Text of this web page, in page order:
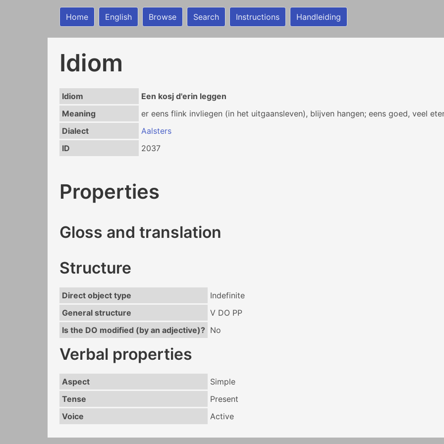
Home English Browse Search Instructions Handleiding
Idiom
Idiom
Een kosj d'erin leggen
Meaning
er eens flink invliegen (in het uitgaansleven), blijven hangen; eens goed, veel
Dialect
Aalsters
ID
2037
Properties
Gloss and translation
Structure
Direct object type
Indefinite
General structure
V DO PP
Is the DO modified (by an adjective)? No
Verbal properties
Aspect
Simple
Tense
Present
Voice
Active